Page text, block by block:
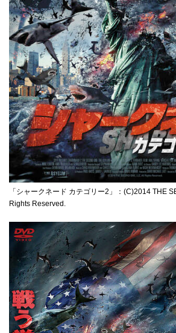
「シャークネード カテゴリー2」：(C)2014 THE
Rights Reserved.